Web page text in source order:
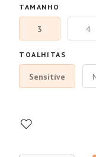
TAMANHO
3 4
TOALHITAS
Sensitive